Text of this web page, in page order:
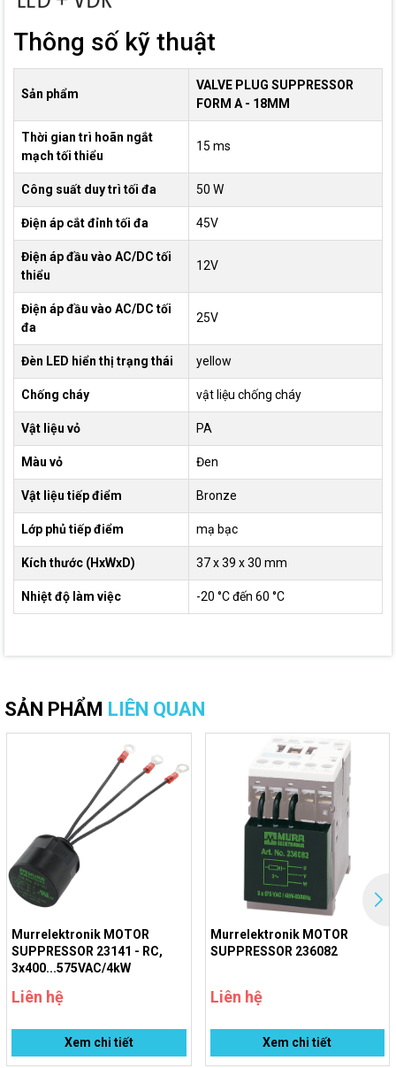
Thông số kỹ thuật
Sản phẩm
VALVE PLUG SUPPRESSOR
FORM A - 18MM
Thời gian trì hoãn ngắt
mạch tối thiểu
15 ms
Công suất duy trì tối đa 50 W
Điện áp cắt đỉnh tối đa 45V
Điện áp đầu vào AC/DC tối
thiểu
12V
Điện áp đầu vào AC/DC tối
đa
25V
Đèn LED hiển thị trạng thái yellow
Chống cháy vật liệu chống cháy
Vật liệu vỏ PA
Màu vỏ Đen
Vật liệu tiếp điểm Bronze
Lớp phủ tiếp điểm mạ bạc
Kích thước (HxWxD) 37 x 39 x 30 mm
Nhiệt độ làm việc -20 °C đến 60 °C
SẢN PHẨM LIÊN QUAN
Murrelektronik MOTOR
SUPPRESSOR 23141 - RC,
3x400...575VAC/4kW
Liên hệ
Xem chi tiết
Murrelektronik MOTOR
SUPPRESSOR 236082
Liên hệ
Xem chi tiết